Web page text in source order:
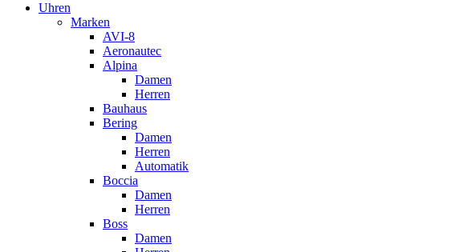
Uhren
Marken
AVI-8
Aeronautec
Alpina
Damen
Herren
Bauhaus
Bering
Damen
Herren
Automatik
Boccia
Damen
Herren
Boss
Damen